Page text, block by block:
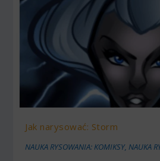
Jak narysować: Storm
NAUKA RYSOWANIA: KOMIKSY,NAUKA